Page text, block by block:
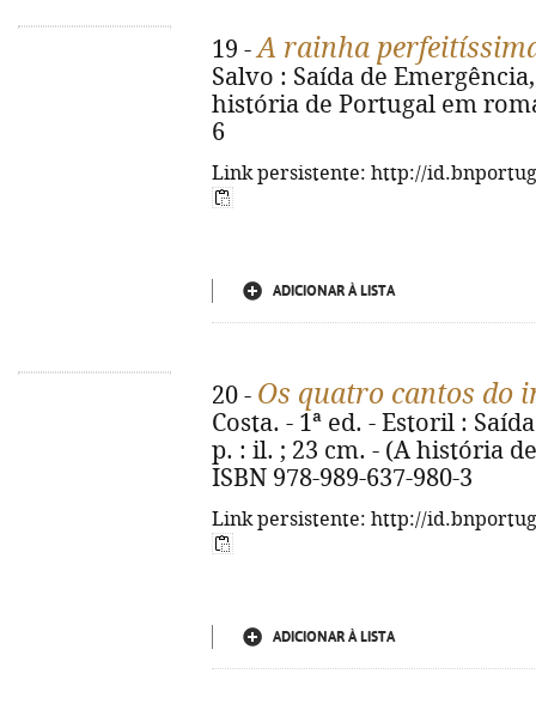
19 -A rainha
Salvo : Saída de
história de Portugal em
6
Link persistente: http://
ADICIONAR À LISTA
20 - Os quatro cantos do
Costa. - 1ª ed. - Estoril :
p. : il. ; 23 cm. - (A história
ISBN 978-989-637-980-3
Link persistente: http://
ADICIONAR À LISTA